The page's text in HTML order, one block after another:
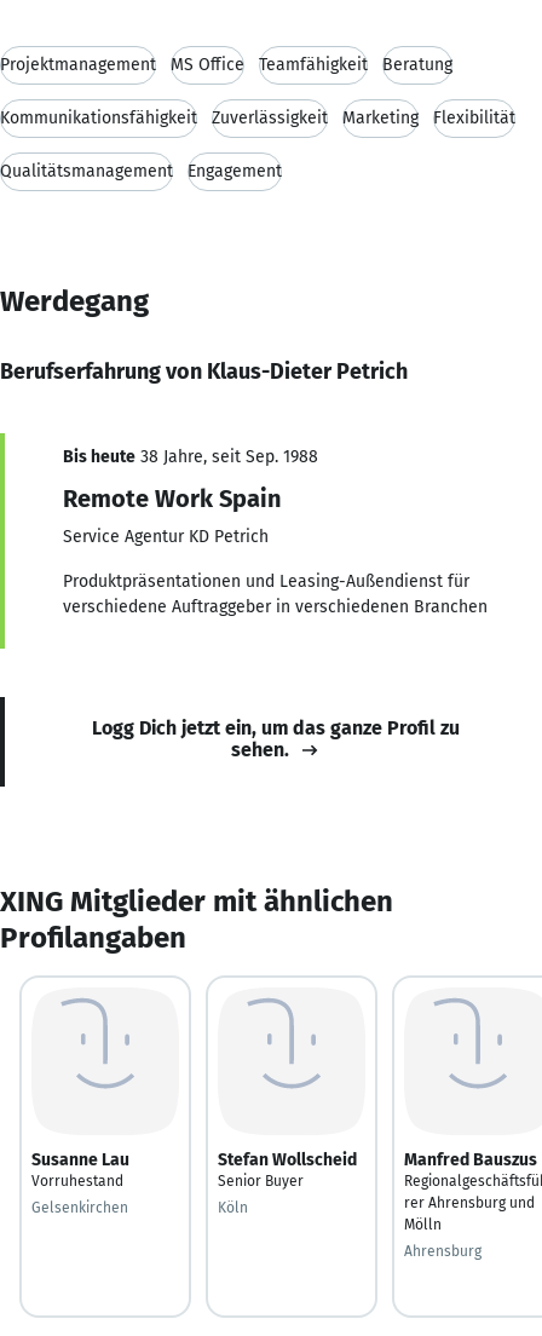
Projektmanagement MS Office Teamfähigkeit Beratung
Kommunikationsfähigkeit Zuverlässigkeit Marketing Flexibilität
Qualitätsmanagement Engagement
Werdegang
Berufserfahrung von Klaus-Dieter Petrich
Bis heute 38 Jahre, seit Sep. 1988
Remote Work Spain
Service Agentur KD Petrich
Produktpräsentationen und Leasing-Außendienst für
verschiedene Auftraggeber in verschiedenen Branchen
Logg Dich jetzt ein, um das ganze Profil zu
sehen.
XING Mitglieder mit ähnlichen
Profilangaben
Susanne Lau
Vorruhestand
Gelsenkirchen
Stefan Wollscheid
Senior Buyer
Köln
Manfred Bauszus
rer Ahrensburg und
Mölln
Ahrensburg